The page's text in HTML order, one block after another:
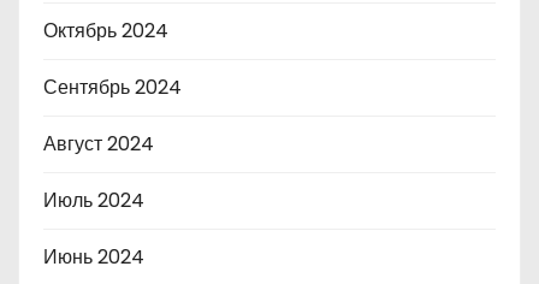
Октябрь 2024
Сентябрь 2024
Август 2024
Июль 2024
Июнь 2024